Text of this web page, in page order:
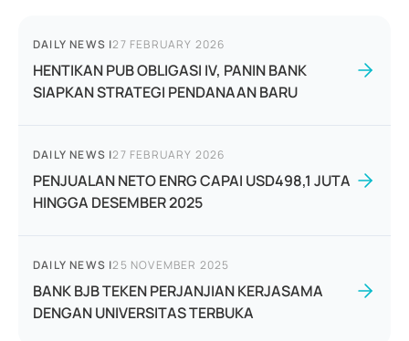
DAILY NEWS |27 FEBRUARY 2026
HENTIKAN PUB OBLIGASI IV, PANIN BANK
SIAPKAN STRATEGI PENDANAAN BARU
DAILY NEWS |27 FEBRUARY 2026
PENJUALAN NETO ENRG CAPAI USD498,1 JUTA
HINGGA DESEMBER 2025
DAILY NEWS |25 NOVEMBER 2025
BANK BJB TEKEN PERJANJIAN KERJASAMA
DENGAN UNIVERSITAS TERBUKA